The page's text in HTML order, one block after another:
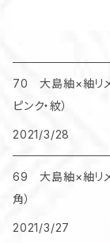
70 大島紬×紬リメ
ピンク・紋）
2021/3/28
69 大島紬×紬リメ
角）
2021/3/27